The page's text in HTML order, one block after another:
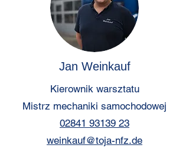
Jan Weinkauf
Kierownik warsztatu
Mistrz mechaniki samochodowej
02841 93139 23
weinkauf@toja-nfz.de